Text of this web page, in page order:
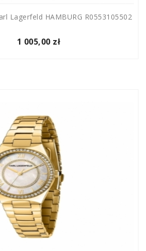
Lagerfeld HAMBURG R0553105502
1 005,00 zł